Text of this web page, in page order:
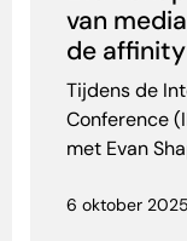
van
de
Tijdens de
Conference
met Evan
6 oktober 2025